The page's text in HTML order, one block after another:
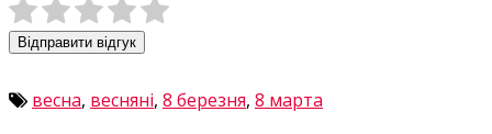
Відправити відгук
весна, весняні, 8 березня, 8 марта